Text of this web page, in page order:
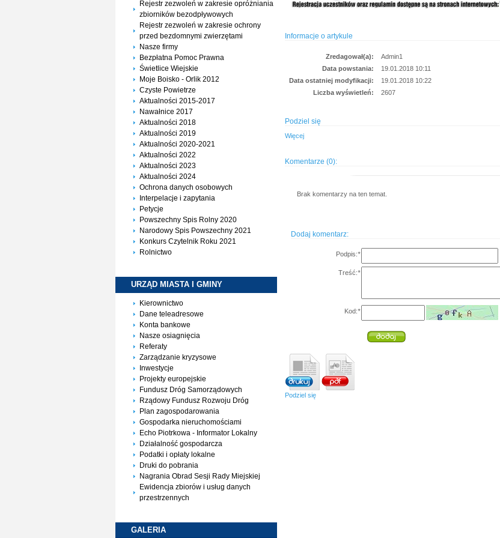
Rejestr zezwoleń w zakresie opróżniania
zbiorników bezodpływowych
Rejestr zezwoleń w zakresie ochrony
przed bezdomnymi zwierzętami
Nasze firmy
Bezpłatna Pomoc Prawna
Świetlice Wiejskie
Moje Boisko - Orlik 2012
Czyste Powietrze
Aktualności 2015-2017
Nawałnice 2017
Aktualności 2018
Aktualności 2019
Aktualności 2020-2021
Aktualności 2022
Aktualności 2023
Aktualności 2024
Ochrona danych osobowych
Interpelacje i zapytania
Petycje
Powszechny Spis Rolny 2020
Narodowy Spis Powszechny 2021
Konkurs Czytelnik Roku 2021
Rolnictwo
URZĄD MIASTA I GMINY
Kierownictwo
Dane teleadresowe
Konta bankowe
Nasze osiagnięcia
Referaty
Zarządzanie kryzysowe
Inwestycje
Projekty europejskie
Fundusz Dróg Samorządowych
Rządowy Fundusz Rozwoju Dróg
Plan zagospodarowania
Gospodarka nieruchomościami
Echo Piotrkowa - Informator Lokalny
Działalność gospodarcza
Podatki i opłaty lokalne
Druki do pobrania
Nagrania Obrad Sesji Rady Miejskiej
Ewidencja zbiorów i usług danych
przestrzennych
GALERIA
Informacje o artykule
Zredagował(a):
Admin1
Data powstania:
19.01.2018 10:11
Data ostatniej modyfikacji:
19.01.2018 10:22
Liczba wyświetleń:
2607
Podziel się
Więcej
Komentarze (0):
Brak komentarzy na ten temat.
Dodaj komentarz:
Podpis:*
Treść:*
Kod:*
Podziel się